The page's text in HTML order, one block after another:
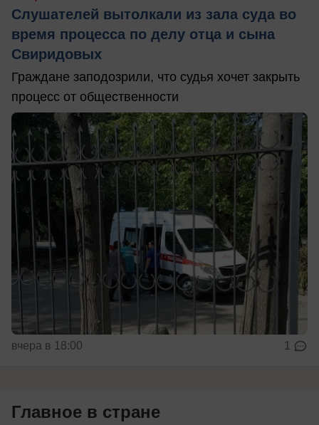
Слушателей вытолкали из зала суда во
время процесса по делу отца и сына
Свиридовых
Граждане заподозрили, что судья хочет закрыть
процесс от общественности
вчера в 18:00 1
Главное в стране